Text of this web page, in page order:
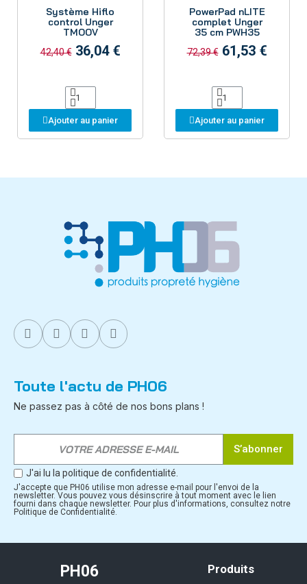
Système Hiflo
control Unger
TMOOV
42,40 € 36,04 €
Ajouter au panier
PowerPad nLITE
complet Unger
35 cm PWH35
72,39 € 61,53 €
Ajouter au panier
Toute l'actu de PH06
Ne passez pas à côté de nos bons plans !
S’abonner
J'ai lu la politique de confidentialité.
J'accepte que PH06 utilise mon adresse e-mail pour l'envoi de la
newsletter. Vous pouvez vous désinscrire à tout moment avec le lien
fourni dans chaque newsletter. Pour plus d'informations, consultez notre
Politique de Confidentialité.
PH06
Produits